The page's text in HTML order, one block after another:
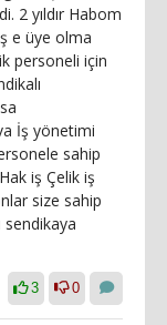
2 yıldır Habom
e üye olma
personeli için
İş yönetimi
sahip
iş Çelik iş
size sahip
sendikaya
3 0